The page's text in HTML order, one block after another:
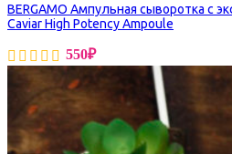
BERGAMO Ампульная сыворотка с
Caviar High Potency Ampoule
550₽